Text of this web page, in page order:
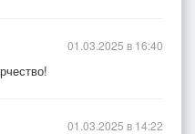
01.03.2025 в 16:40
01.03.2025 в 14:22